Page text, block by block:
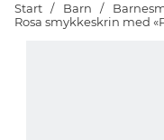
Start Barn
Rosa smykkeskrin med